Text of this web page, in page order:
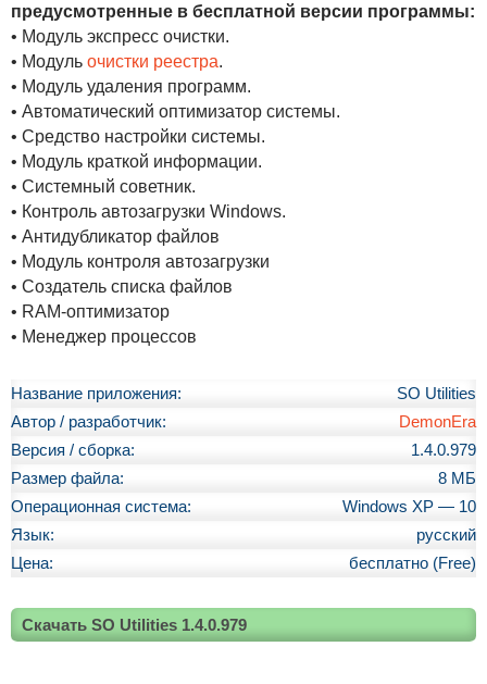
предусмотренные в бесплатной версии программы:
• Модуль экспресс очистки.
• Модуль очистки реестра.
• Модуль удаления программ.
• Автоматический оптимизатор системы.
• Средство настройки системы.
• Модуль краткой информации.
• Системный советник.
• Контроль автозагрузки Windows.
• Антидубликатор файлов
• Модуль контроля автозагрузки
• Создатель списка файлов
• RAM-оптимизатор
• Менеджер процессов
Название приложения:
SO Utilities
Автор / разработчик:
DemonEra
Версия / сборка:
1.4.0.979
Размер файла:
8 МБ
Операционная система:
Windows XP — 10
Язык:
русский
Цена:
бесплатно (Free)
Скачать SO Utilities 1.4.0.979